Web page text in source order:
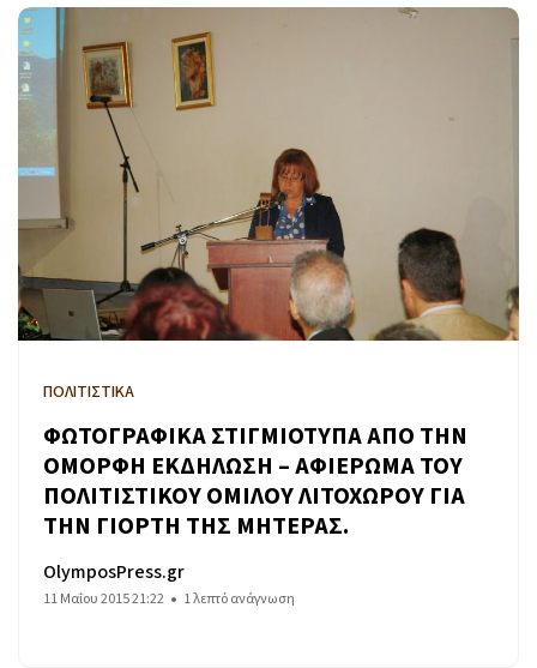
ΠΟΛΙΤΙΣΤΙΚΑ
ΦΩΤΟΓΡΑΦΙΚΑ ΣΤΙΓΜΙΟΤΥΠΑ ΑΠΟ ΤΗΝ
ΟΜΟΡΦΗ ΕΚΔΗΛΩΣΗ – ΑΦΙΕΡΩΜΑ ΤΟΥ
ΠΟΛΙΤΙΣΤΙΚΟΥ ΟΜΙΛΟΥ ΛΙΤΟΧΩΡΟΥ ΓΙΑ
ΤΗΝ ΓΙΟΡΤΗ ΤΗΣ ΜΗΤΕΡΑΣ.
OlymposPress.gr
11 Μαΐου 2015 21:22 1 λεπτό ανάγνωση